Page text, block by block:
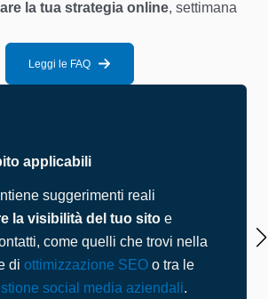
la tua strategia online, settimana
Leggi le FAQ
applicabili
suggerimenti reali
la visibilità del tuo sito e
come quelli che trovi nella
di ottimizzazione SEO o tra le
social media aziendali.